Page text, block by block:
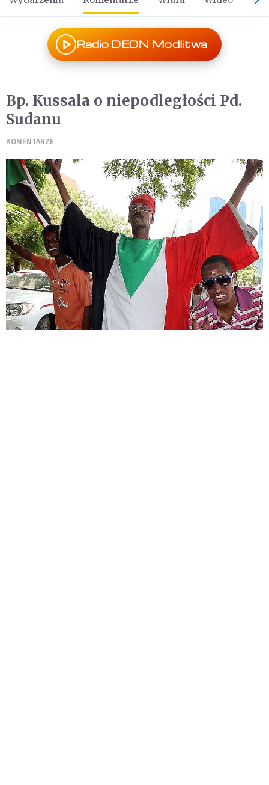
Radio DEON Modlitwa
Bp. Kussala o niepodległości Pd.
Sudanu
KOMENTARZE